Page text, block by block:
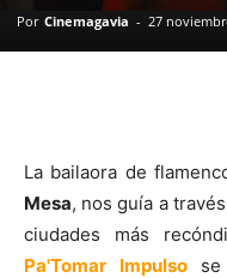
Por Cinemagavia - 27
La bailaora de
Mesa, nos guía a
ciudades más
Pa'Tomar Impulso